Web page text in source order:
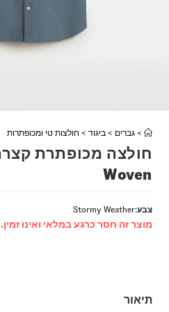
> גברים > ביגוד > חולצות טי ומכופתרות
Woven
צבע:
Stormy Weather
מוצר זה חסר כרגע במלאי ואינו זמין.
תיאור